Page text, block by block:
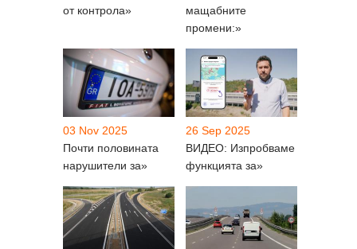
от контрола»
мащабните
промени:»
03 Nov 2025
Почти половината
нарушители за»
26 Sep 2025
ВИДЕО: Изпробваме
функцията за»